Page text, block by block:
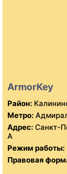
ArmorKey
Район:
Метро:
Адрес: Санкт-
А
Режим работы:
Правовая